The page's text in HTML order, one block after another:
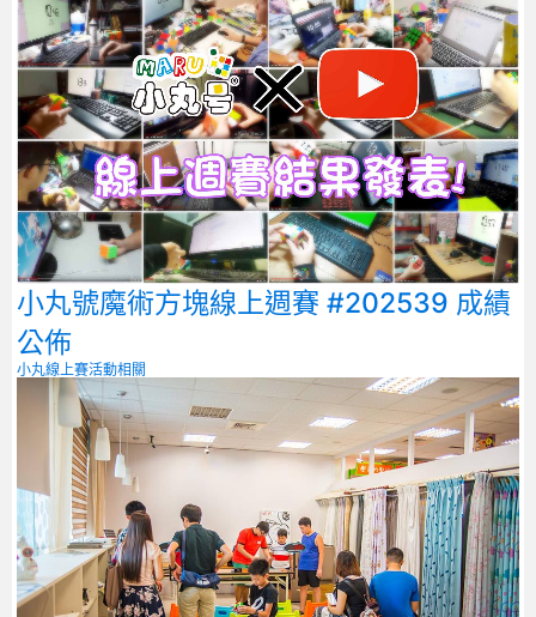
小丸號魔術方塊線上週賽 #202539 成績
公佈
小丸線上賽活動相關